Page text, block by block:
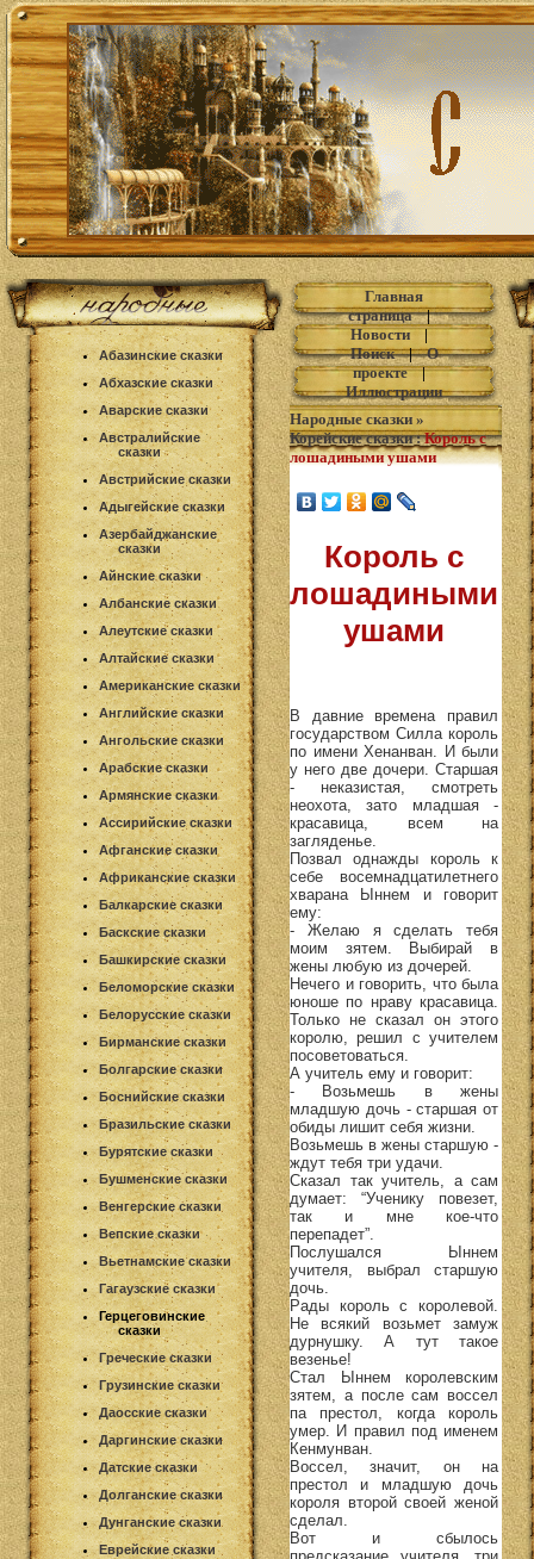
Абазинские сказки
Абхазские сказки
Аварские сказки
Австралийские
сказки
Австрийские сказки
Адыгейские сказки
Азербайджанские
сказки
Айнские сказки
Албанские сказки
Алеутские сказки
Алтайские сказки
Американские сказки
Английские сказки
Ангольские сказки
Арабские сказки
Армянские сказки
Ассирийские сказки
Афганские сказки
Африканские сказки
Балкарские сказки
Баскские сказки
Башкирские сказки
Беломорские сказки
Белорусские сказки
Бирманские сказки
Болгарские сказки
Боснийские сказки
Бразильские сказки
Бурятские сказки
Бушменские сказки
Венгерские сказки
Вепские сказки
Вьетнамские сказки
Гагаузские сказки
Герцеговинские
сказки
Греческие сказки
Грузинские сказки
Даосские сказки
Даргинские сказки
Датские сказки
Долганские сказки
Дунганские сказки
Еврейские сказки
Главная
страница|
Новости|
Поиск|О
проекте|
Иллюстрации
Народные сказки »
Корейские сказки: Король с
лошадиными ушами
Король с
лошадиными
ушами
В давние времена правил
государством Силла король
по имени Хенанван. И были
у него две дочери. Старшая
- неказистая, смотреть
неохота, зато младшая -
красавица, всем на
загляденье.
Позвал однажды король к
себе восемнадцатилетнего
хварана Ыннем и говорит
ему:
- Желаю я сделать тебя
моим зятем. Выбирай в
жены любую из дочерей.
Нечего и говорить, что была
юноше по нраву красавица.
Только не сказал он этого
королю, решил с учителем
посоветоваться.
А учитель ему и говорит:
- Возьмешь в жены
младшую дочь - старшая от
обиды лишит себя жизни.
Возьмешь в жены старшую -
ждут тебя три удачи.
Сказал так учитель, а сам
думает: “Ученику повезет,
так и мне кое-что
перепадет”.
Послушался Ыннем
учителя, выбрал старшую
дочь.
Рады король с королевой.
Не всякий возьмет замуж
дурнушку. А тут такое
везенье!
Стал Ыннем королевским
зятем, а после сам воссел
па престол, когда король
умер. И правил под именем
Кенмунван.
Воссел, значит, он на
престол и младшую дочь
короля второй своей женой
сделал.
Вот и сбылось